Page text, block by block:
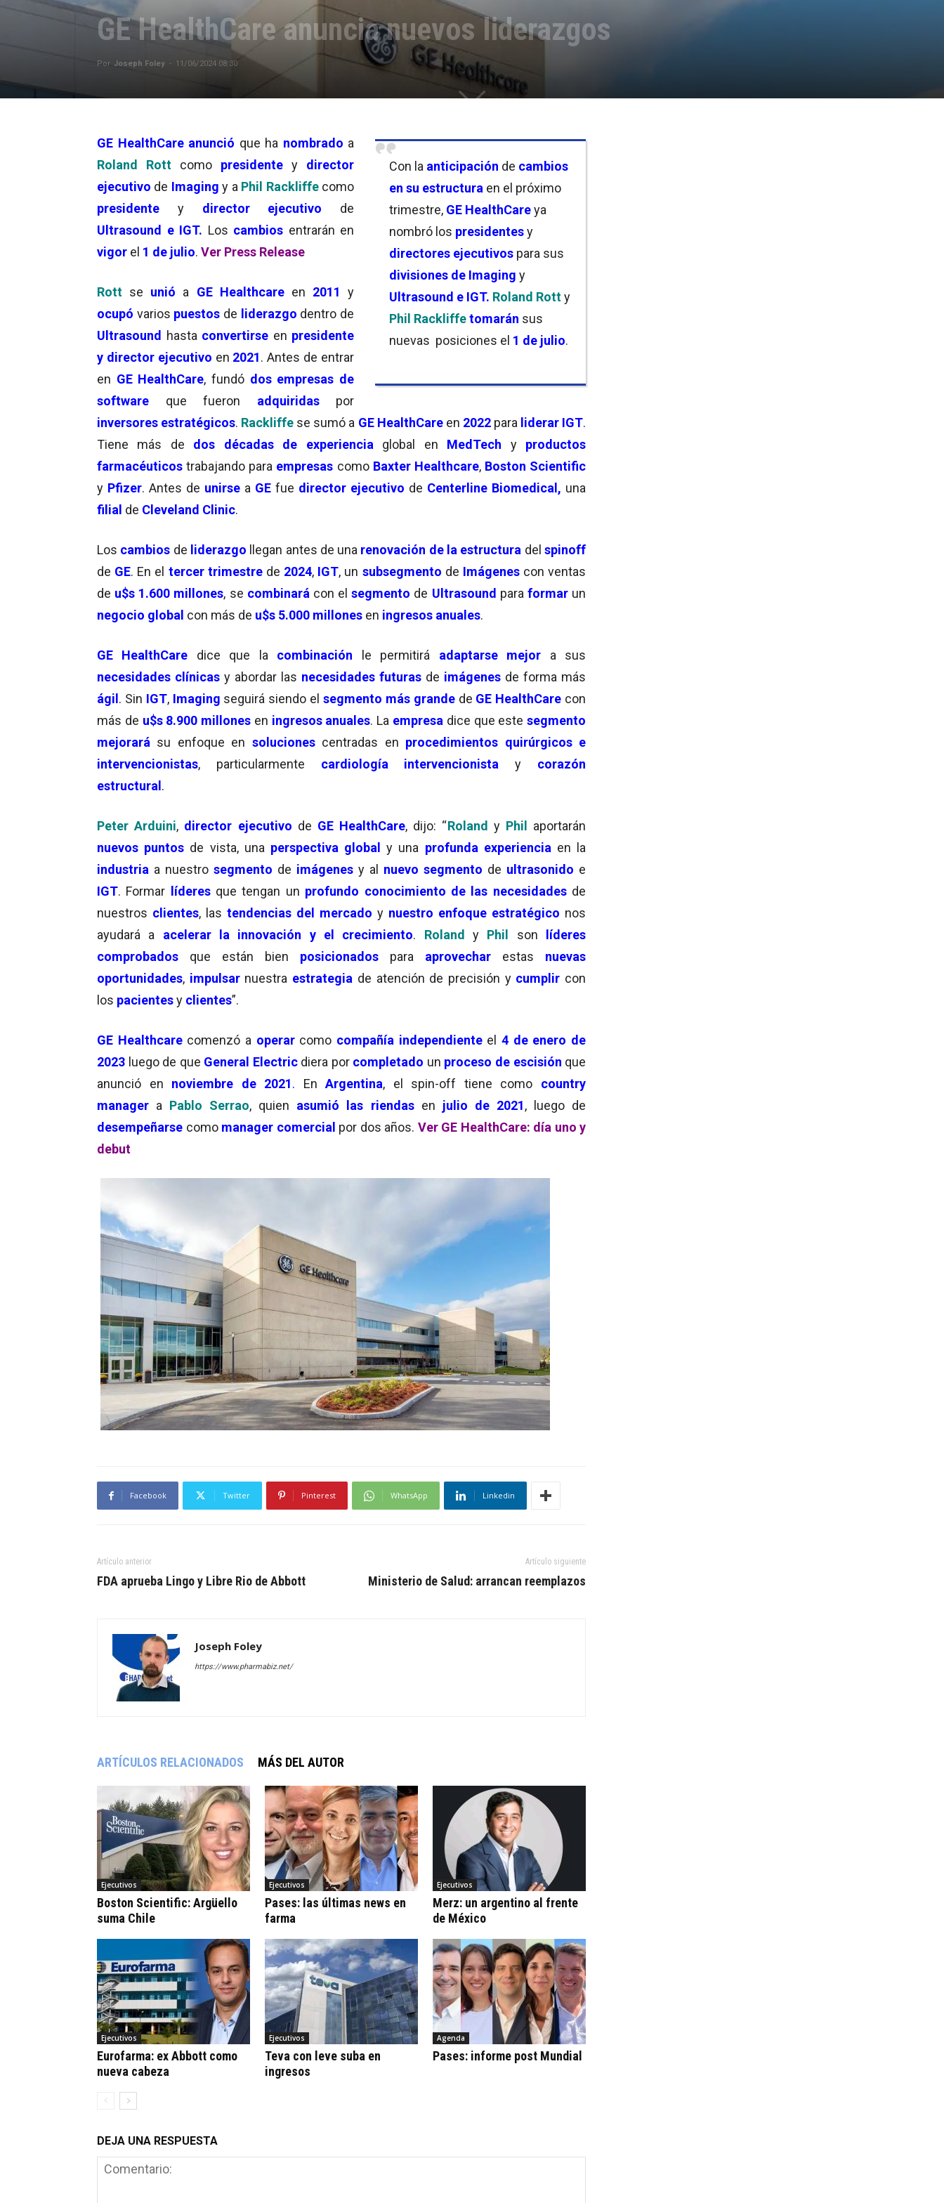
GE HealthCare anuncia nuevos liderazgos
Por Joseph Foley - 11/06/2024 08:30
Con la anticipación de cambios
en su estructura en el próximo
trimestre, GE HealthCareya
nombró los presidentesy
directores ejecutivos para sus
divisiones de Imaging y
Ultrasound e IGT. Roland Rotty
Phil Rackliffetomarán sus
nuevas posiciones el 1 de julio.
GE HealthCare anunció que ha nombrado a
Roland Rott como presidente y director
ejecutivo de Imaging y a Phil Rackliffecomo
presidente
y director ejecutivo de
Ultrasound e IGT. Los cambios entrarán en
vigor el 1 de julio. Ver Press Release
Rott se unió a GE Healthcare en 2011
y
ocupó varios puestos de liderazgo dentro de
Ultrasound hasta convertirse en presidente
y director ejecutivo en 2021. Antes de entrar
en GE HealthCare, fundó dos empresas de
software que fueron adquiridas
por
inversores estratégicos. Rackliffe se sumó a GE HealthCareen 2022 para liderar IGT.
Tiene más de dos décadas de experiencia global en MedTech y productos
farmacéuticos trabajando para empresas como Baxter Healthcare, Boston Scientific
y Pfizer. Antes de unirse a GE fue director ejecutivo de Centerline Biomedical, una
filial de Cleveland Clinic.
Los cambios de liderazgo llegan antes de una renovación de la estructura delspinoff
de GE. En el tercer trimestre de 2024, IGT, un subsegmento de Imágenes con ventas
de u$s 1.600 millones, se combinará con elsegmento de Ultrasound para formar un
negocio global con más de u$s 5.000 millones en ingresos anuales.
GE HealthCare dice que la combinación le permitirá adaptarse mejor
a sus
necesidades clínicas y abordar las necesidades futuras de imágenes de forma más
ágil. Sin IGT, Imaging seguirá siendo el segmento más grandede GE HealthCare con
más de u$s 8.900 millones en ingresos anuales. La empresa dice que estesegmento
mejorará su enfoque en soluciones centradas en procedimientos quirúrgicos e
intervencionistas, particularmente cardiología intervencionista y corazón
estructural.
Peter Arduini, director ejecutivo de GE HealthCare, dijo: “Roland y Phil aportarán
nuevos puntos de vista, una perspectiva global y una profunda experiencia en la
industria a nuestro segmento de imágenes y al nuevo segmento de ultrasonido e
IGT. Formar líderes que tengan un profundo conocimiento de las necesidadesde
nuestros clientes, las tendencias del mercado y nuestro enfoque estratégico nos
ayudará a acelerar la innovación y el crecimiento. Roland y Phil son líderes
comprobados
que están bien posicionados para aprovechar estas nuevas
oportunidades, impulsar nuestra estrategia de atención de precisión y cumplir con
los pacientesy clientes”.
GE Healthcare comenzó a operar como compañía independienteel4 de enero de
2023 luego de que General Electricdiera por completado un proceso de escisión que
anunció en
noviembre de 2021. EnArgentina, el spin-off tiene como
country
manager a Pablo Serrao, quien asumió las riendas en julio de 2021, luego de
desempeñarse como manager comercial por dos años. Ver GE HealthCare: día uno y
debut
Facebook Twitter Pinterest WhatsApp Linkedin
Artículo anterior
FDA aprueba Lingo y Libre Rio de Abbott
Artículo siguiente
Ministerio de Salud: arrancan reemplazos
Joseph Foley
https://www.pharmabiz.net/
ARTÍCULOS RELACIONADOS MÁS DEL AUTOR
Ejecutivos
Boston Scientific: Argüello
suma Chile
Ejecutivos
Pases: las últimas news en
farma
Ejecutivos
Merz: un argentino al frente
de México
Ejecutivos
Eurofarma: ex Abbott como
nueva cabeza
Ejecutivos
Teva con leve suba en
ingresos
Agenda
Pases: informe post Mundial
DEJA UNA RESPUESTA